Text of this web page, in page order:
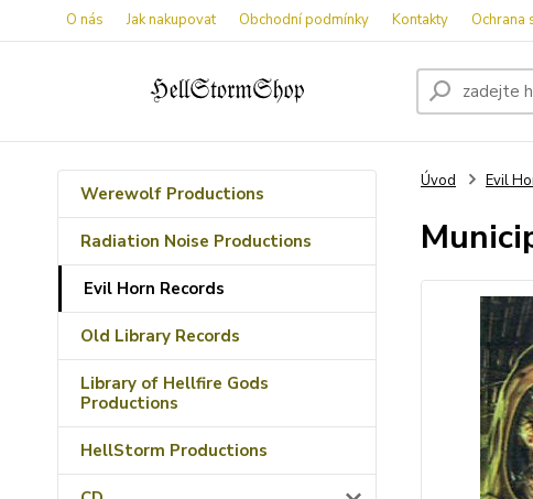
O nás Jak nakupovat Obchodní podmínky Kontakty Ochrana
Werewolf Productions
Radiation Noise Productions
Evil Horn Records
Old Library Records
Library of Hellfire Gods
Productions
HellStorm Productions
Úvod Evil